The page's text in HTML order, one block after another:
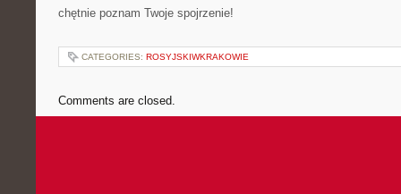
chętnie poznam Twoje spojrzenie!
CATEGORIES: ROSYJSKIWKRAKOWIE
Comments are closed.